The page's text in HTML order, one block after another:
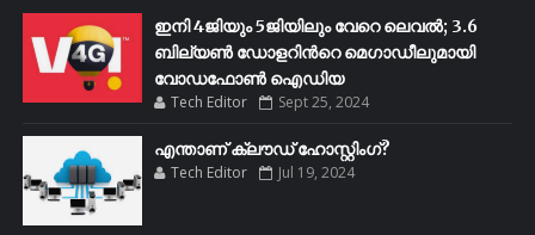
ഇനി 4ജിയും 5ജിയിലും വേറെ ലെവൽ; 3.6
ബില്യണ്‍ ഡോളറിന്‍റെ മെഗാഡീലുമായി
വോഡഫോണ്‍ ഐഡിയ
Tech Editor Sept 25, 2024
എന്താണ് ക്ലൗഡ് ഹോസ്റ്റിംഗ്?
Tech Editor Jul 19, 2024